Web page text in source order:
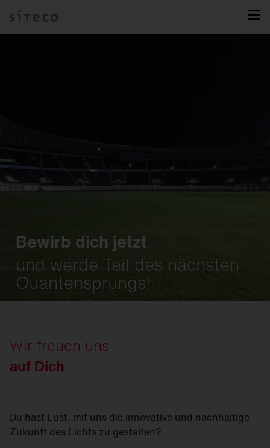
Bewirb dich jetzt
und werde Teil des nächsten
Quantensprungs!
Wir freuen uns
auf Dich.
Du hast Lust, mit uns die innovative und nachhaltige
Zukunft des Lichts zu gestalten?